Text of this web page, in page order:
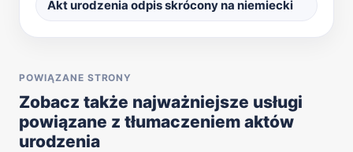
Akt urodzenia odpis skrócony na niemiecki
POWIĄZANE STRONY
Zobacz także najważniejsze usługi
powiązane z tłumaczeniem aktów
urodzenia